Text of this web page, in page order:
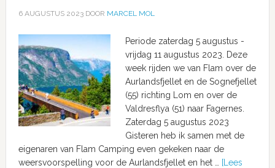
6 AUGUSTUS 2023DOOR MARCEL MOL
Periode zaterdag 5 augustus -
vrijdag 11 augustus 2023. Deze
week rijden we van Flam over de
Aurlandsfjellet en de Sognefjellet
(55) richting Lom en over de
Valdresflya (51) naar Fagernes.
Zaterdag 5 augustus 2023
Gisteren heb ik samen met de
eigenaren van Flam Camping even gekeken naar de
weersvoorspelling voor de Aurlandsfjellet en het …
[Lees